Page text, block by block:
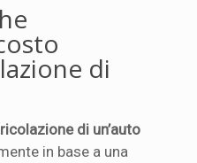
di
di un’auto
in base a una